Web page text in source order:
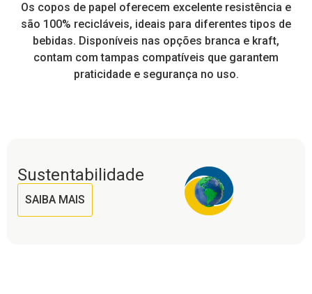
Os copos de papel oferecem excelente resistência e
são 100% recicláveis, ideais para diferentes tipos de
bebidas. Disponíveis nas opções branca e kraft,
contam com tampas compatíveis que garantem
praticidade e segurança no uso.
Sustentabilidade
SAIBA MAIS